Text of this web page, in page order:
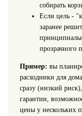
собирать
Если цель -
заранее
прозрачного
Пример: вы
расходники для
сразу (низкий
гарантии,
цены у нескольких